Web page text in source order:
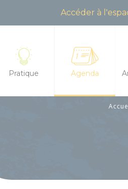
Accéder à
Pratique
Accès et transports
Agenda
Toutes les
Les petites
Les grandes